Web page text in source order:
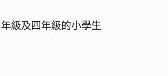
級及四年級的小學生